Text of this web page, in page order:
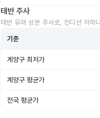
태반 주사
태반 유래 성분 주사로, 컨디션 저하
기준
계양구 최저가
계양구 평균가
전국 평균가